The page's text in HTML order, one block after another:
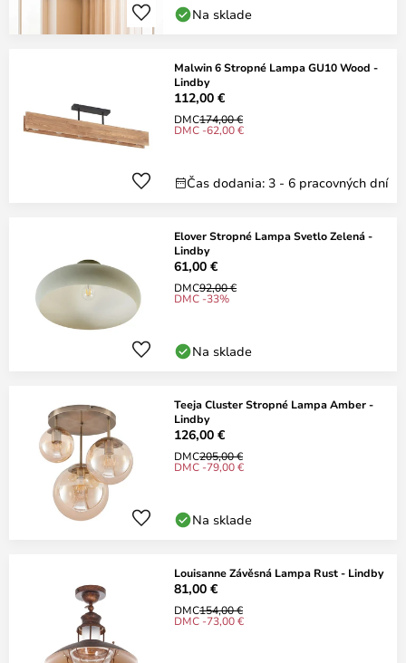
Na sklade
Malwin 6 Stropné Lampa GU10 Wood -
Lindby
112,00 €
DMC174,00 €
DMC -62,00 €
Čas dodania: 3 - 6 pracovných dní
Elover Stropné Lampa Svetlo Zelená -
Lindby
61,00 €
DMC92,00 €
DMC -33%
Na sklade
Teeja Cluster Stropné Lampa Amber -
Lindby
126,00 €
DMC205,00 €
DMC -79,00 €
Na sklade
Louisanne Závěsná Lampa Rust - Lindby
81,00 €
DMC154,00 €
DMC -73,00 €